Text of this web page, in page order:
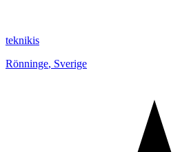
teknikis
Rönninge, Sverige